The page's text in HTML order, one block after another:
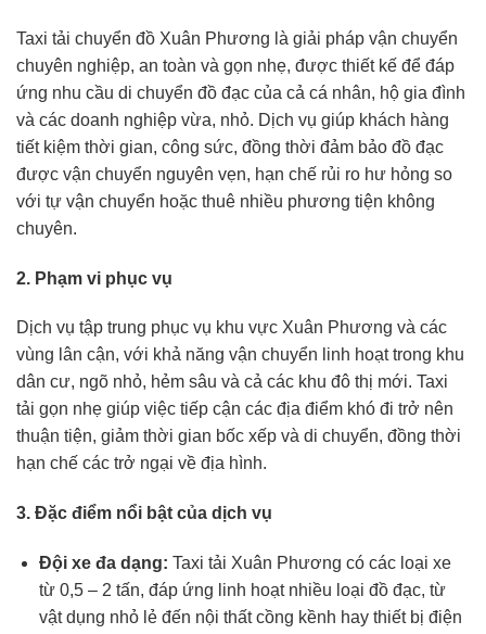
Taxi tải chuyển đồ Xuân Phương là giải pháp vận chuyển
chuyên nghiệp, an toàn và gọn nhẹ, được thiết kế để đáp
ứng nhu cầu di chuyển đồ đạc của cả cá nhân, hộ gia đình
và các doanh nghiệp vừa, nhỏ. Dịch vụ giúp khách hàng
tiết kiệm thời gian, công sức, đồng thời đảm bảo đồ đạc
được vận chuyển nguyên vẹn, hạn chế rủi ro hư hỏng so
với tự vận chuyển hoặc thuê nhiều phương tiện không
chuyên.
2. Phạm vi phục vụ
Dịch vụ tập trung phục vụ khu vực Xuân Phương và các
vùng lân cận, với khả năng vận chuyển linh hoạt trong khu
dân cư, ngõ nhỏ, hẻm sâu và cả các khu đô thị mới. Taxi
tải gọn nhẹ giúp việc tiếp cận các địa điểm khó đi trở nên
thuận tiện, giảm thời gian bốc xếp và di chuyển, đồng thời
hạn chế các trở ngại về địa hình.
3. Đặc điểm nổi bật của dịch vụ
Đội xe đa dạng: Taxi tải Xuân Phương có các loại xe
từ 0,5 – 2 tấn, đáp ứng linh hoạt nhiều loại đồ đạc, từ
vật dụng nhỏ lẻ đến nội thất cồng kềnh hay thiết bị điện